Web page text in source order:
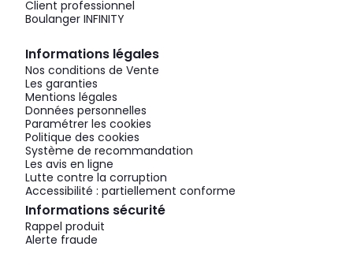
Client professionnel
Boulanger INFINITY
Informations légales
Nos conditions de Vente
Les garanties
Mentions légales
Données personnelles
Paramétrer les cookies
Politique des cookies
Système de recommandation
Les avis en ligne
Lutte contre la corruption
Accessibilité : partiellement conforme
Informations sécurité
Rappel produit
Alerte fraude